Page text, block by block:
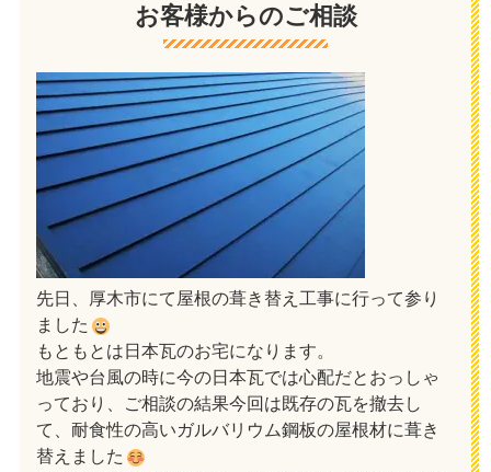
お客様からのご相談
先日、厚木市にて屋根の葺き替え工事に行って参り
ました
もともとは日本瓦のお宅になります。
地震や台風の時に今の日本瓦では心配だとおっしゃ
っており、ご相談の結果今回は既存の瓦を撤去し
て、耐食性の高いガルバリウム鋼板の屋根材に葺き
替えました